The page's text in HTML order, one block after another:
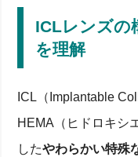
ICLレンズの
を理解
ICL（Implantable
HEMA（ヒドロキシ
したやわらかい特殊